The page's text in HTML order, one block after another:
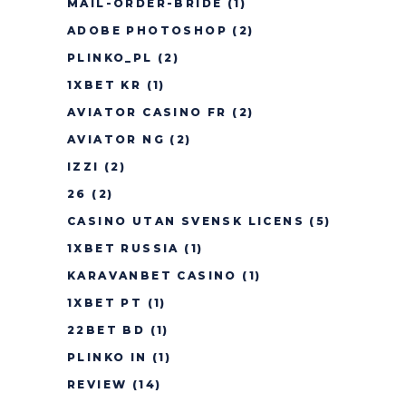
MAIL-ORDER-BRIDE (1)
ADOBE PHOTOSHOP (2)
PLINKO_PL (2)
1XBET KR (1)
AVIATOR CASINO FR (2)
AVIATOR NG (2)
IZZI (2)
26 (2)
CASINO UTAN SVENSK LICENS (5)
1XBET RUSSIA (1)
KARAVANBET CASINO (1)
1XBET PT
(1)
22BET BD (1)
PLINKO IN
(1)
REVIEW (14)